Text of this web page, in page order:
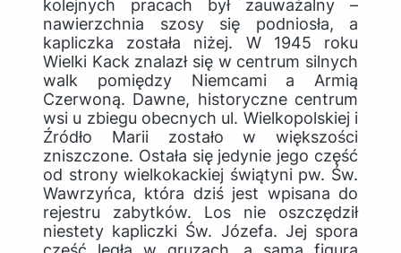
kolejnych pracach był zauważalny –
nawierzchnia szosy się podniosła, a
kapliczka została niżej. W 1945 roku
Wielki Kack znalazł się w centrum silnych
walk pomiędzy Niemcami a Armią
Czerwoną. Dawne, historyczne centrum
wsi u zbiegu obecnych ul. Wielkopolskiej i
Źródło Marii zostało w większości
zniszczone. Ostała się jedynie jego część
od strony wielkokackiej świątyni pw. Św.
Wawrzyńca, która dziś jest wpisana do
rejestru zabytków. Los nie oszczędził
niestety kapliczki Św. Józefa. Jej spora